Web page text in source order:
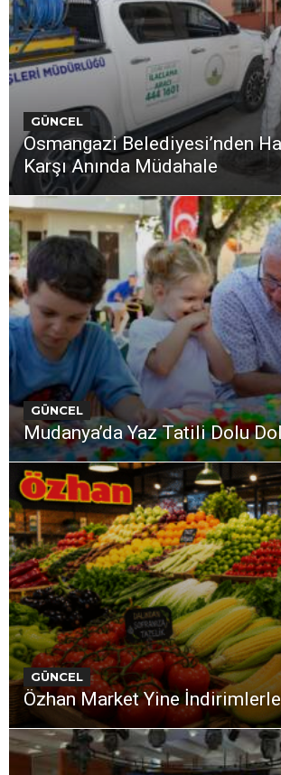
GÜNCEL
Osmangazi Belediyesi’nden
Karşı Anında Müdahale
GÜNCEL
Mudanya’da Yaz Tatili Dolu
GÜNCEL
Özhan Market Yine İndirimlerle